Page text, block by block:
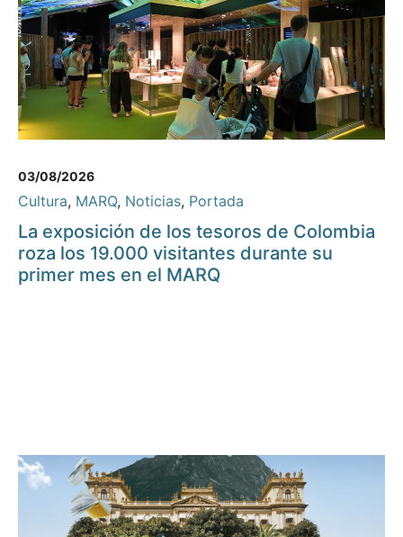
03/08/2026
Cultura, MARQ, Noticias, Portada
La exposición de los tesoros de Colombia
roza los 19.000 visitantes durante su
primer mes en el MARQ